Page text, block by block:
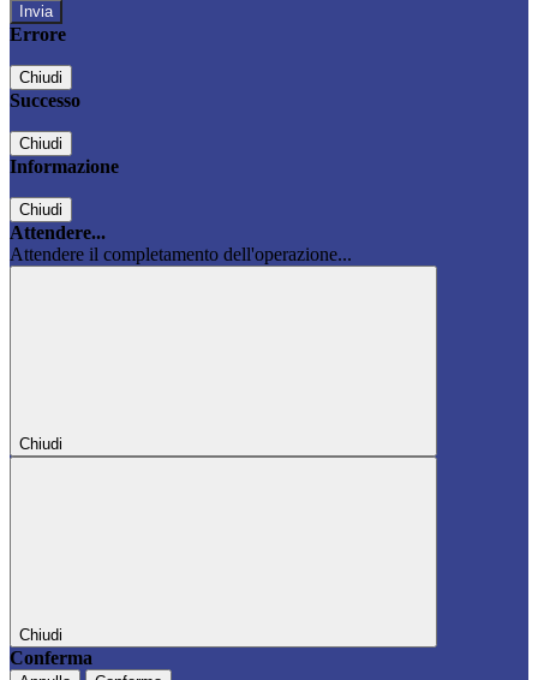
Errore
Chiudi
Successo
Chiudi
Informazione
Chiudi
Attendere...
Attendere il completamento dell'operazione...
Chiudi
Chiudi
Conferma